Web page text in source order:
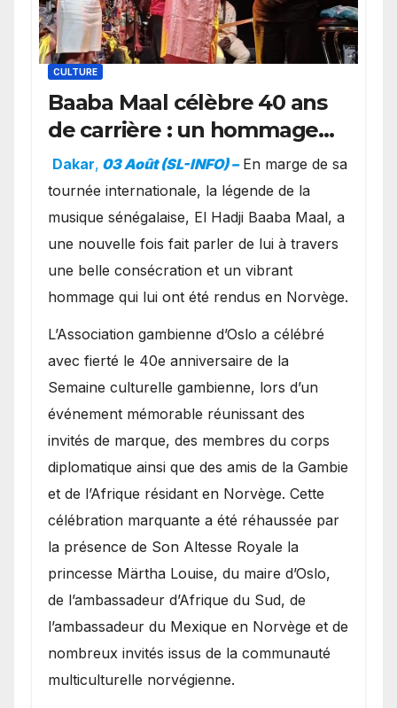
CULTURE
Baaba Maal célèbre 40 ans
de carrière : un hommage
exceptionnel à Oslo en
présence de la famille
royale.
Dakar, 03 Août (SL-INFO) – ​En marge de sa
tournée internationale, la légende de la
musique sénégalaise, El Hadji Baaba Maal, a
une nouvelle fois fait parler de lui à travers
une belle consécration et un vibrant
hommage qui lui ont été rendus en Norvège.
​L’Association gambienne d’Oslo a célébré
avec fierté le 40e anniversaire de la
Semaine culturelle gambienne, lors d’un
événement mémorable réunissant des
invités de marque, des membres du corps
diplomatique ainsi que des amis de la Gambie
et de l’Afrique résidant en Norvège. Cette
célébration marquante a été réhaussée par
la présence de Son Altesse Royale la
princesse Märtha Louise, du maire d’Oslo,
de l’ambassadeur d’Afrique du Sud, de
l’ambassadeur du Mexique en Norvège et de
nombreux invités issus de la communauté
multiculturelle norvégienne.